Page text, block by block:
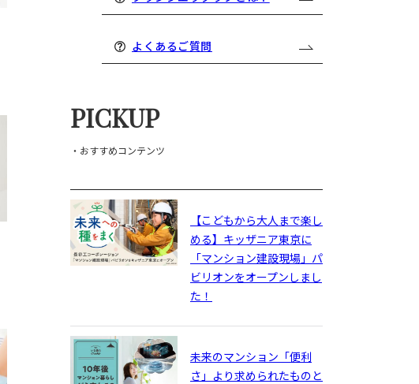
よくあるご質問
PICKUP
・おすすめコンテンツ
【こどもから大人まで楽し
める】キッザニア東京に
「マンション建設現場」パ
ビリオンをオープンしまし
た！
未来のマンション「便利
さ」より求められたものと